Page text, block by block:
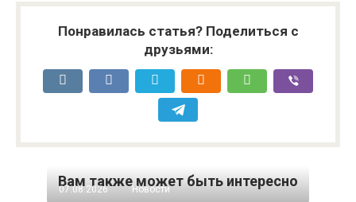
Понравилась статья? Поделиться с
друзьями:
Вам также может быть интересно
07.08.2026 Новости